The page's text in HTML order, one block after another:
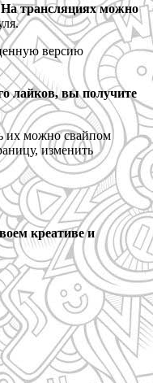
На трансляциях можно
версию
лайков, вы получите
их можно свайпом
изменить
креативе и